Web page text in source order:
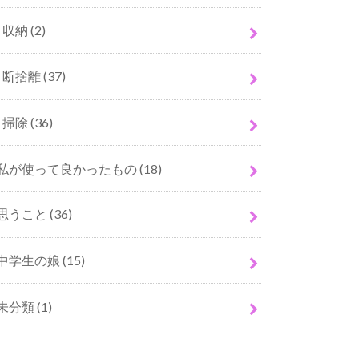
収納 (2)
断捨離(37)
掃除 (36)
が使って良かったもの(18)
うこと (36)
学生の娘 (15)
分類(1)